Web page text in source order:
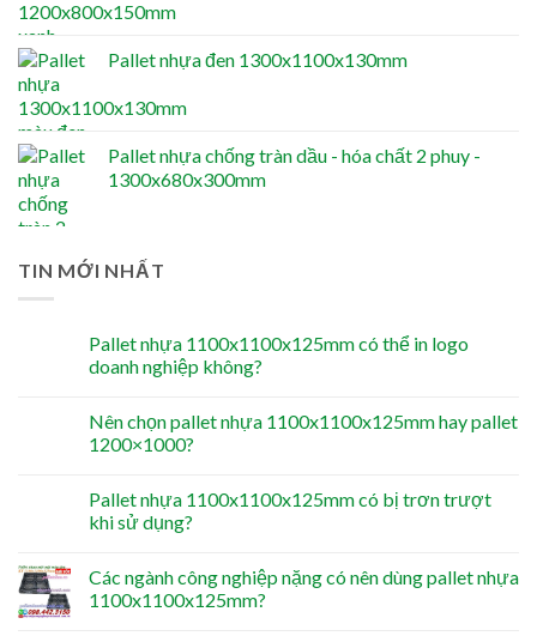
Pallet nhựa đen 1300x1100x130mm
Pallet nhựa chống tràn dầu - hóa chất 2 phuy -
1300x680x300mm
TIN MỚI NHẤT
Pallet nhựa 1100x1100x125mm có thể in logo
doanh nghiệp không?
Nên chọn pallet nhựa 1100x1100x125mm hay pallet
1200×1000?
Pallet nhựa 1100x1100x125mm có bị trơn trượt
khi sử dụng?
Các ngành công nghiệp nặng có nên dùng pallet nhựa
1100x1100x125mm?